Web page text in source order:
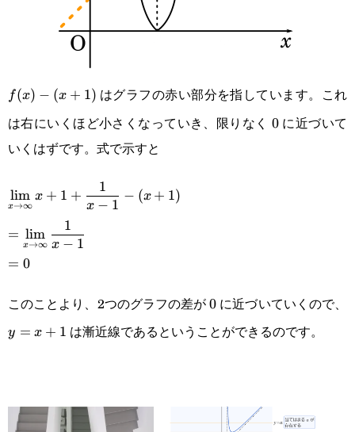
f(x)-
(x+1)
f(x) − (x + 1) はグラフの赤い部分を指しています。これ
は右にいくほど小さくなっていき、限りなく 0
0に近づいて
いくはずです。式で示すと
\displaystyle \lim_{x\rightarrow\infty}
x+1+\frac{1}{x-1}-
(x+1)\\\displaystyle=\lim_{x\rightarrow\infty}
\frac{1}{x-1}\\=0
x→∞
lim x + 1 +
x − 1
1
− (x + 1)
=
x→∞
lim
x − 1
1
= 0
このことより、2つのグラフの差が0
0 に近づいていくので、
y = x + 1 は漸近線であるということができるのです。